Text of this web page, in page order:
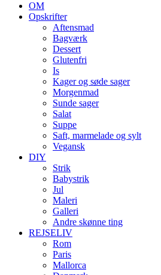
OM
Opskrifter
Aftensmad
Bagværk
Dessert
Glutenfri
Is
Kager og søde sager
Morgenmad
Sunde sager
Salat
Suppe
Saft, marmelade og sylt
Vegansk
DIY
Strik
Babystrik
Jul
Maleri
Galleri
Andre skønne ting
REJSELIV
Rom
Paris
Mallorca